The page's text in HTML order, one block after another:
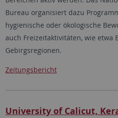
Bureau organisiert dazu
hygienische oder ökologische
auch Freizeitaktivitäten, wie etwa
Gebirgsregionen.
Zeitungsbericht
University of Calicut,